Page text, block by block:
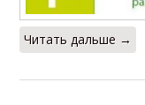
Читать дальше →